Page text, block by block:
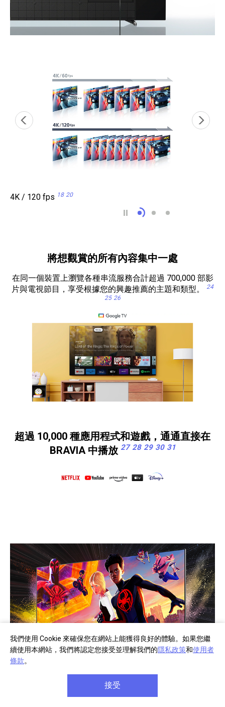
我們使用 Cookie 來確保您在網站上能獲得良好的體驗。如果您繼
續使用本網站，我們將認定您接受並理解我們的隱私政策和使用者
條款。
接受
4K / 120 fps 18 20
可變更新率 (VRR)
自動低延遲模
4K / 120 fps 18 20
將想觀賞的所有內容集中一處
在同一個裝置上瀏覽各種串流服務合計超過 700,000 部影
片與電視節目，享受根據您的興趣推薦的主題和類型。
24
25 26
超過 10,000 種應用程式和遊戲，通通直接在
BRAVIA 中播放 27 28 29 30 31
家中也能享有劇院體驗，盡情觀賞 BRAVIA 隨